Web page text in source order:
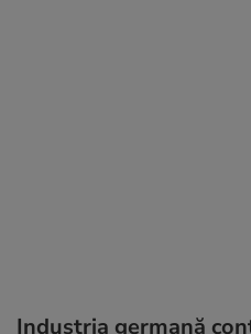
Industria germană